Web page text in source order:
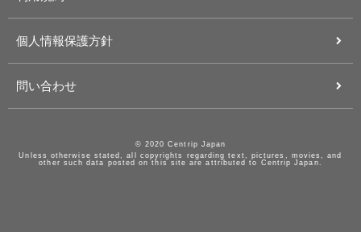
個人情報保護方針
問い合わせ
© 2020 Centrip Japan
Unless otherwise stated, all copyrights regarding text, pictures, movies, and
other such data posted on this site are attributed to Centrip Japan.